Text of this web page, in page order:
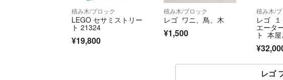
積み木/ブロック
LEGO セサミストリー
ト 21324
¥19,800
積み木/ブロック
レゴ ワニ、鳥、木
¥1,500
積み木/
レゴ
エータ
ト 本
レゴ